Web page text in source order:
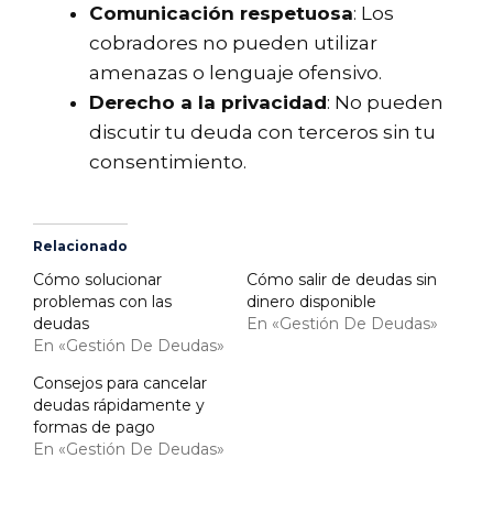
Comunicación respetuosa: Los
cobradores no pueden utilizar
amenazas o lenguaje ofensivo.
Derecho a la privacidad: No pueden
discutir tu deuda con terceros sin tu
consentimiento.
Relacionado
Cómo solucionar
problemas con las
deudas
En «Gestión De Deudas»
Cómo salir de deudas sin
dinero disponible
En «Gestión De Deudas»
Consejos para cancelar
deudas rápidamente y
formas de pago
En «Gestión De Deudas»